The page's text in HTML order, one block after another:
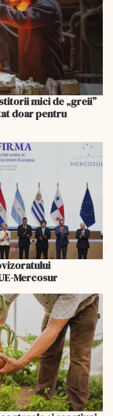
mici de „greii”
doar pentru
Mercosur